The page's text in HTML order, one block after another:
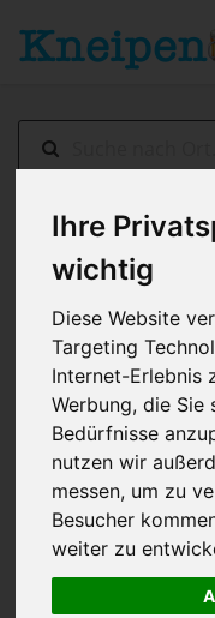
Ihre
wichtig
Diese Website
Targeting
Internet-Erlebnis
Werbung, die Sie
Bedürfnisse
nutzen wir
messen, um zu
Besucher
weiter zu
> Alt